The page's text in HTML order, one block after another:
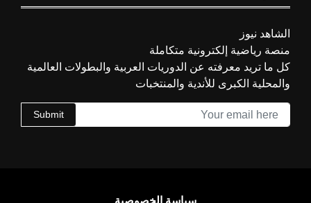
الشاهد نيوز
منصة رياضية إلكترونية متكاملة
كل ما تريد معرفته عن الدوريات العربية والبطولات العالمية
والمحلية الكبرى للأندية والمنتخبات
Submit